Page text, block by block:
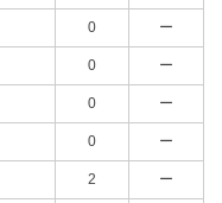
0 ー
0 ー
0 ー
0 ー
2 ー